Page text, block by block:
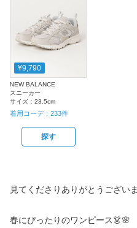
¥9,790
NEW BALANCE
スニーカー
サイズ： 23.5cm
着用コーデ： 233件
探す
見てくださりありがとうございま
春にぴったりのワンピース👗🌸